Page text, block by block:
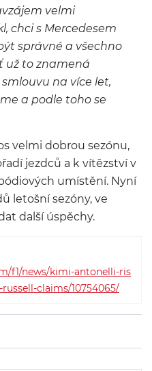
velmi
chci s Mercedesem
správné a všechno
už to znamená
na více let,
a podle toho se
velmi dobrou sezónu,
jezdců a k vítězství v
umístění. Nyní
letošní sezóny, ve
další úspěchy.
f1/news/kimi-antonelli-ris
claims/10754065/